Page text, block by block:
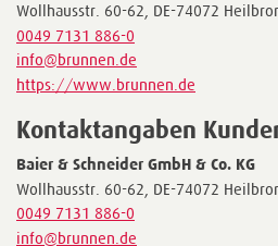
Wollhausstr. 60-62, DE-74072
0049 7131 886-0
info@brunnen.de
https://www.brunnen.de
Kontaktangaben
Baier & Schneider GmbH & Co. KG
Wollhausstr. 60-62, DE-74072
0049 7131 886-0
info@brunnen.de